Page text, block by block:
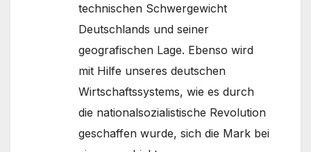
technischen Schwergewicht
Deutschlands und seiner
geografischen Lage. Ebenso wird
mit Hilfe unseres deutschen
Wirtschaftssystems, wie es durch
die nationalsozialistische Revolution
geschaffen wurde, sich die Mark bei